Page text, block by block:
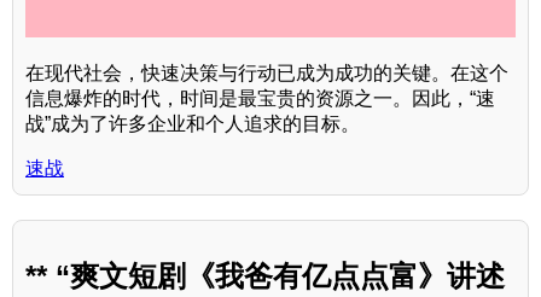
在现代社会，快速决策与行动已成为成功的关键。在这个
信息爆炸的时代，时间是最宝贵的资源之一。因此，“速
战”成为了许多企业和个人追求的目标。
速战
** “爽文短剧《我爸有亿点点富》讲述